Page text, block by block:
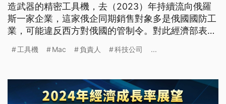
造武器的精密工具機，去（2023）年持續流向俄羅
斯一家企業，這家俄企同期銷售對象多是俄國國防工
業，可能違反西方對俄國的管制令。對此經濟部表示
已要求台廠出口至高轉運風險國家，必須切結不得轉
萬。
工具機 Mac 負責人 科技公司 ...